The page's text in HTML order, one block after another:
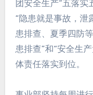
团安全生产“五落实
“隐患就是事故，泄
患排查、夏季四防
患排查”和“安全生
体责任落实到位。